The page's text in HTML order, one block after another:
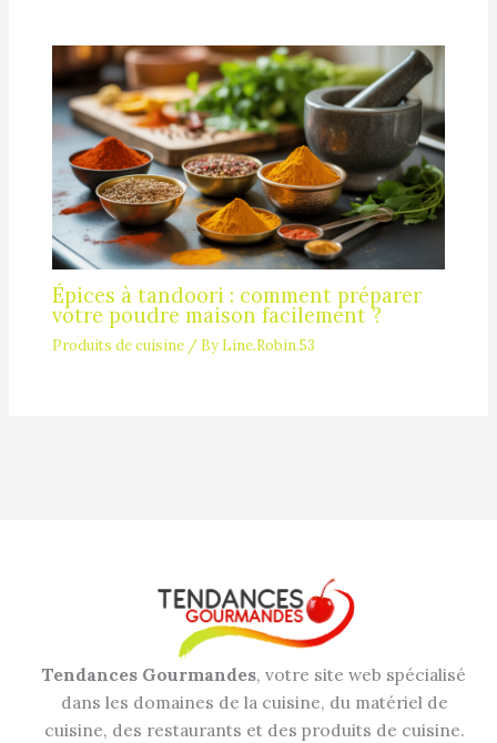
Épices à tandoori : comment préparer
votre poudre maison facilement ?
Produits de cuisine / By Line.Robin.53
Tendances Gourmandes, votre site web spécialisé
dans les domaines de la cuisine, du matériel de
cuisine, des restaurants et des produits de cuisine.